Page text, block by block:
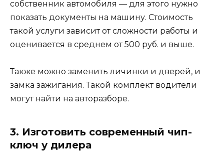
собственник автомобиля — для этого нужно
показать документы на машину. Стоимость
такой услуги зависит от сложности работы и
оценивается в среднем от 500 руб. и выше.
Также можно заменить личинки и дверей, и
замка зажигания. Такой комплект водители
могут найти на авторазборе.
3. Изготовить современный чип-
ключ у дилера